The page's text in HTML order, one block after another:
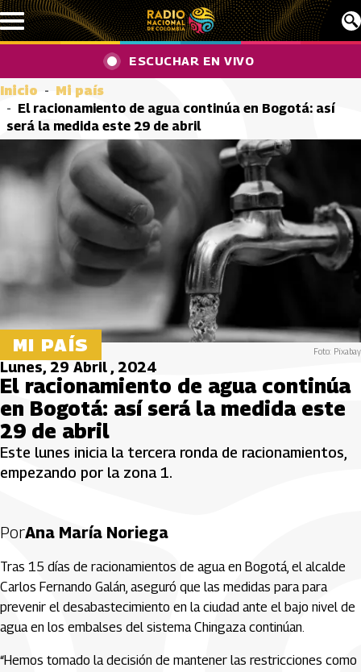
Pasar al contenido principal
ESCUCHAR EN VIVO
Inicio
Mi país
El racionamiento de agua continúa en Bogotá: así
será la medida este 29 de abril
MI PAÍS Foto: Pixabay
Lunes, 29 Abril , 2024
El racionamiento de agua continúa
en Bogotá: así será la medida este
29 de abril
Este lunes inicia la tercera ronda de racionamientos,
empezando por la zona 1.
PorAna María Noriega
Tras 15 días de racionamientos de agua en Bogotá, el alcalde
Carlos Fernando Galán, aseguró que las medidas para para
prevenir el desabastecimiento en la ciudad ante el bajo nivel de
agua en los embalses del sistema Chingaza continúan.
“Hemos tomado la decisión de mantener las restricciones como